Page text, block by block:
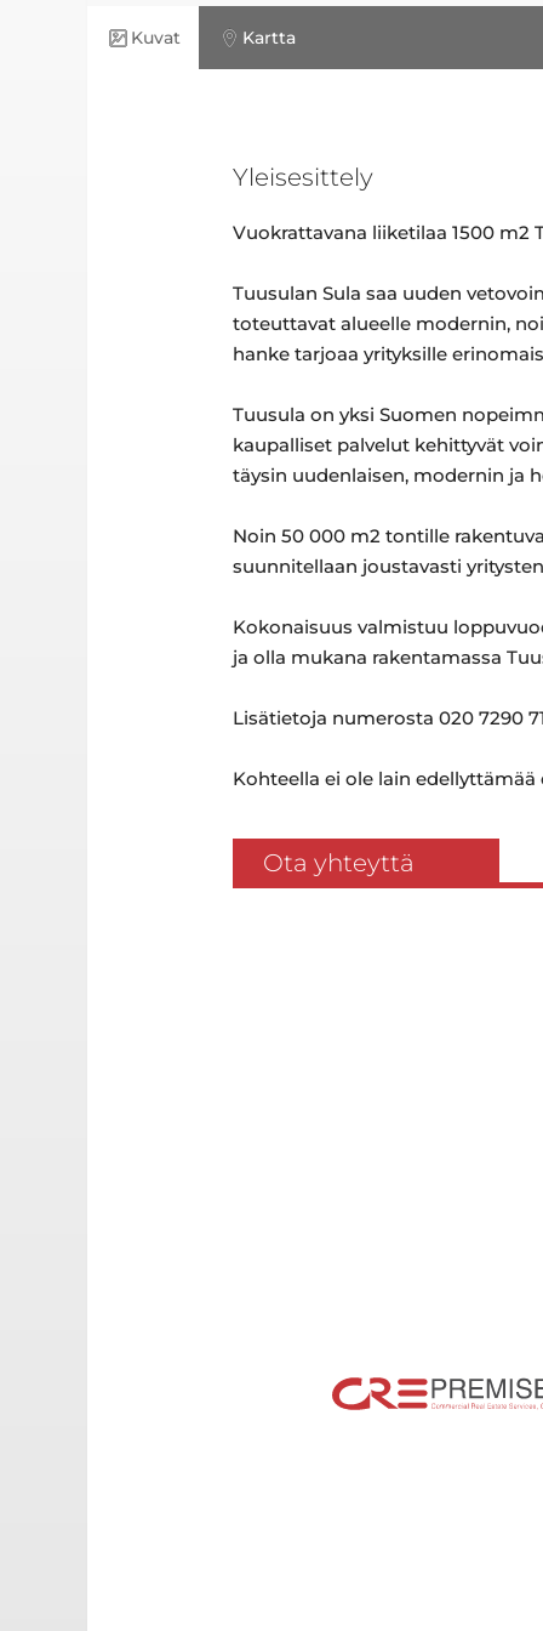
Kuvat Kartta
Yleisesittely
Vuokrattavana liiketilaa 1500 m2
Tuusulan Sula saa uuden
toteuttavat alueelle modernin,
hanke tarjoaa yrityksille
Tuusula on yksi Suomen
kaupalliset palvelut kehittyvät
täysin uudenlaisen, modernin ja
Noin 50 000 m2 tontille
suunnitellaan joustavasti
Kokonaisuus valmistuu
ja olla mukana rakentamassa
Lisätietoja numerosta 020 7290
Kohteella ei ole lain
Ota yhteyttä